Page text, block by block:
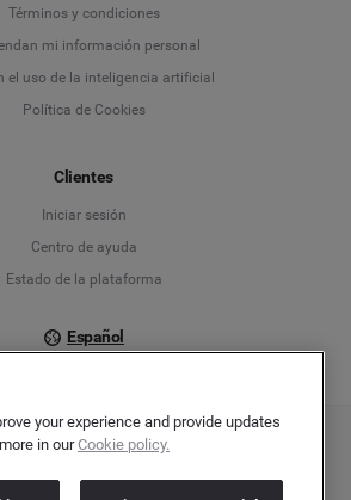
Términos y condiciones
mi información personal
el uso de la inteligencia artificial
Política de Cookies
Clientes
Iniciar sesión
Centro de ayuda
Estado de la plataforma
Español
Todos los derechos reservados. Cision Group Ltd, 7th
your experience and provide updates
in ourCookie policy.